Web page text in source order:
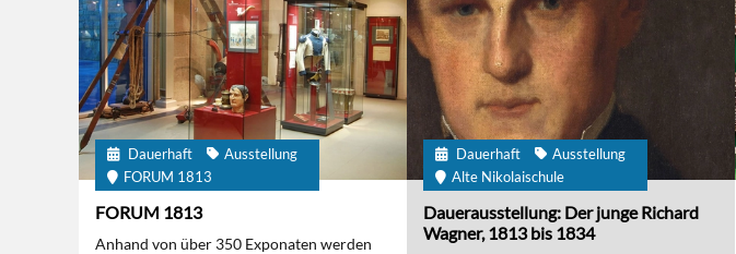
Dauerhaft
Ausstellung
FORUM 1813
FORUM 1813
Anhand von über 350 Exponaten werden
Dauerhaft
Ausstellung
Alte Nikolaischule
Dauerausstellung: Der junge Richard
Wagner, 1813 bis 1834